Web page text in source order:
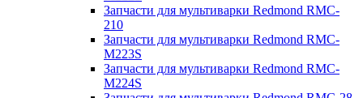
Запчасти для мультиварки Redmond RMC-
210
Запчасти для мультиварки Redmond RMC-
M223S
Запчасти для мультиварки Redmond RMC-
M224S